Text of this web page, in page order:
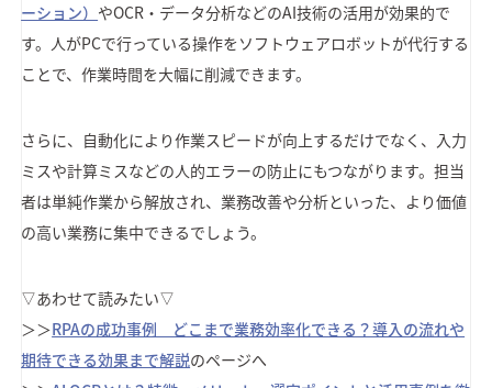
ーション） やOCR・データ分析などのAI技術の活用が効果的で
す。人がPCで行っている操作をソフトウェアロボットが代行する
ことで、作業時間を大幅に削減できます。
さらに、自動化により作業スピードが向上するだけでなく、入力
ミスや計算ミスなどの人的エラーの防止にもつながります。担当
者は単純作業から解放され、業務改善や分析といった、より価値
の高い業務に集中できるでしょう。
▽あわせて読みたい▽
＞＞RPAの成功事例 どこまで業務効率化できる？導入の流れや
期待できる効果まで解説のページへ